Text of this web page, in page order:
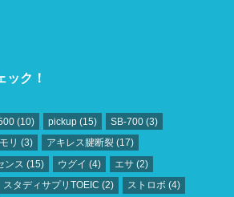
ック！
(10) pickup (15) SB‐700 (3)
リ (3) アキレス腱断裂 (17)
ンス (15) ウグイ (4) エサ (2)
スタディサプリTOEIC (2) ストロボ (4)